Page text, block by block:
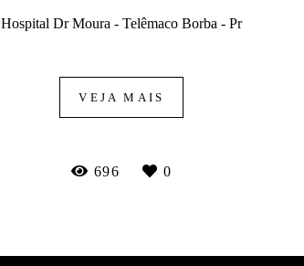
Hospital Dr Moura - Telêmaco Borba - Pr
VEJA MAIS
696 0